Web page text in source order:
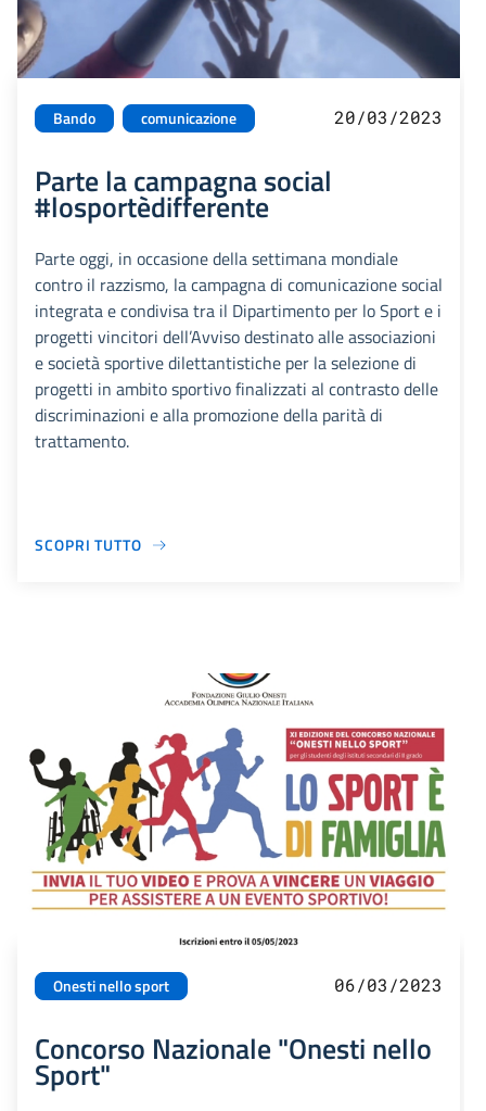
Bando comunicazione 20/03/2023
Parte la campagna social
#losportèdifferente
Parte oggi, in occasione della settimana mondiale
contro il razzismo, la campagna di comunicazione social
integrata e condivisa tra il Dipartimento per lo Sport e i
progetti vincitori dell’Avviso destinato alle associazioni
e società sportive dilettantistiche per la selezione di
progetti in ambito sportivo finalizzati al contrasto delle
discriminazioni e alla promozione della parità di
trattamento.
SCOPRI TUTTO
Onesti nello sport 06/03/2023
Concorso Nazionale "Onesti nello
Sport"